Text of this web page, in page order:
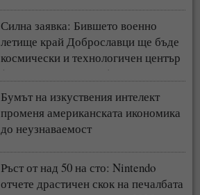
Силна заявка: Бившето военно
летище край Доброславци ще бъде
космически и технологичен център
(СНИМКИ + ВИДЕО)
Бумът на изкуствения интелект
променя американската икономика
до неузнаваемост
Ръст от над 50 на сто: Nintendo
отчете драстичен скок на печалбата